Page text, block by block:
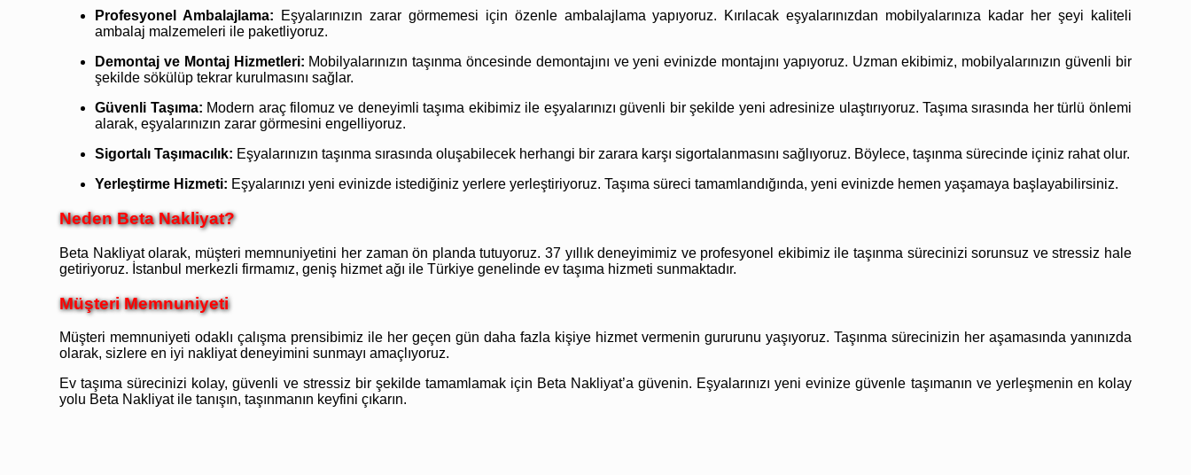
Profesyonel Ambalajlama: Eşyalarınızın zarar görmemesi için özenle ambalajlama yapıyoruz. Kırılacak eşyalarınızdan mobilyalarınıza kadar her şeyi kaliteli
ambalaj malzemeleri ile paketliyoruz.
Demontaj ve Montaj Hizmetleri: Mobilyalarınızın taşınma öncesinde demontajını ve yeni evinizde montajını yapıyoruz. Uzman ekibimiz, mobilyalarınızın güvenli bir
şekilde sökülüp tekrar kurulmasını sağlar.
Güvenli Taşıma: Modern araç filomuz ve deneyimli taşıma ekibimiz ile eşyalarınızı güvenli bir şekilde yeni adresinize ulaştırıyoruz. Taşıma sırasında her türlü önlemi
alarak, eşyalarınızın zarar görmesini engelliyoruz.
Sigortalı Taşımacılık: Eşyalarınızın taşınma sırasında oluşabilecek herhangi bir zarara karşı sigortalanmasını sağlıyoruz. Böylece, taşınma sürecinde içiniz rahat olur.
Yerleştirme Hizmeti: Eşyalarınızı yeni evinizde istediğiniz yerlere yerleştiriyoruz. Taşıma süreci tamamlandığında, yeni evinizde hemen yaşamaya başlayabilirsiniz.
Neden Beta Nakliyat?
Beta Nakliyat olarak, müşteri memnuniyetini her zaman ön planda tutuyoruz. 37 yıllık deneyimimiz ve profesyonel ekibimiz ile taşınma sürecinizi sorunsuz ve stressiz hale
getiriyoruz. İstanbul merkezli firmamız, geniş hizmet ağı ile Türkiye genelinde ev taşıma hizmeti sunmaktadır.
Müşteri Memnuniyeti
Müşteri memnuniyeti odaklı çalışma prensibimiz ile her geçen gün daha fazla kişiye hizmet vermenin gururunu yaşıyoruz. Taşınma sürecinizin her aşamasında yanınızda
olarak, sizlere en iyi nakliyat deneyimini sunmayı amaçlıyoruz.
Ev taşıma sürecinizi kolay, güvenli ve stressiz bir şekilde tamamlamak için Beta Nakliyat’a güvenin. Eşyalarınızı yeni evinize güvenle taşımanın ve yerleşmenin en kolay
yolu Beta Nakliyat ile tanışın, taşınmanın keyfini çıkarın.